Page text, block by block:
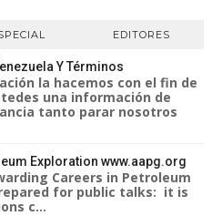
EDITORES
Y Términos
la hacemos con el fin de
una información de
tanto parar nosotros
Exploration www.aapg.org
Careers in Petroleum
for public talks: it is
c...